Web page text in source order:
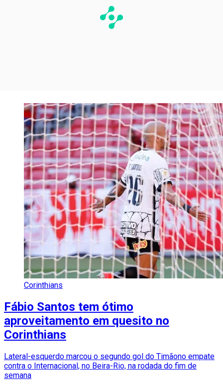
Corinthians
Fábio Santos tem ótimo
aproveitamento em quesito no
Corinthians
Lateral-esquerdo marcou o segundo gol do Timãono empate
contra o Internacional, no Beira-Rio, na rodada do fim de
semana